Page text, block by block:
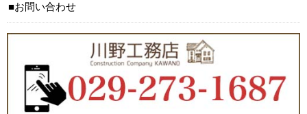
お問い合わせ